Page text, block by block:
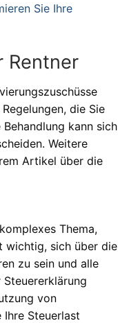
Sie Ihre
Rentner
die Sie
kann sich
Weitere
Artikel über die
Thema,
wichtig, sich über die
zu sein und alle
von
Steuerlast